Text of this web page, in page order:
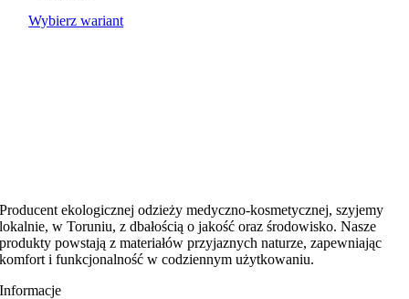
Wybierz wariant
Producent ekologicznej odzieży medyczno-kosmetycznej, szyjemy
lokalnie, w Toruniu, z dbałością o jakość oraz środowisko. Nasze
produkty powstają z materiałów przyjaznych naturze, zapewniając
komfort i funkcjonalność w codziennym użytkowaniu.
Informacje